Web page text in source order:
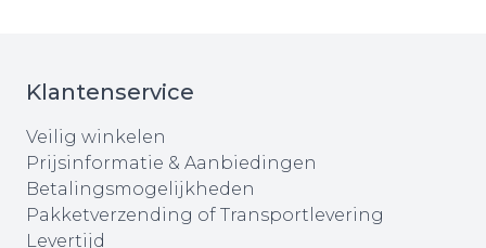
Klantenservice
Veilig winkelen
Prijsinformatie & Aanbiedingen
Betalingsmogelijkheden
Pakketverzending of Transportlevering
Levertijd